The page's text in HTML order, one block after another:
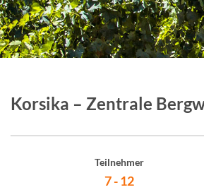
Korsika – Zentrale
Teilnehmer
7 - 12